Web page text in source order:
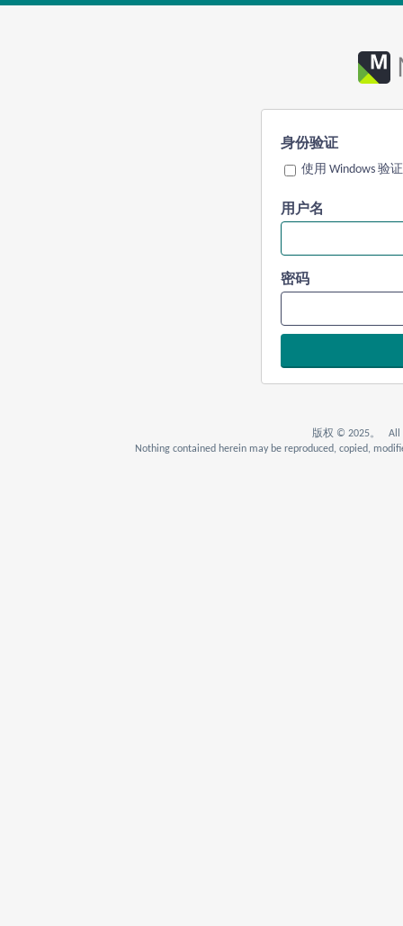
身份验证
使用 Windows 验证
用户名
密码
版权 © 2025。 All
Nothing contained herein may be reproduced, copied,